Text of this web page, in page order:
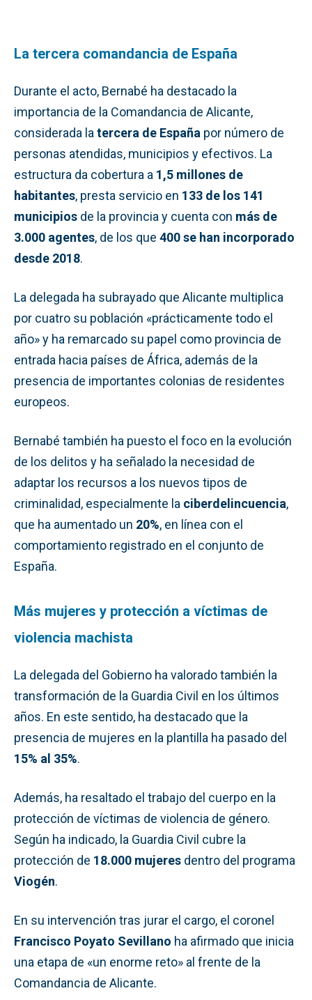
La tercera comandancia de España
Durante el acto, Bernabé ha destacado la
importancia de la Comandancia de Alicante,
considerada la tercera de España por número de
personas atendidas, municipios y efectivos. La
estructura da cobertura a 1,5 millones de
habitantes, presta servicio en 133 de los 141
municipios de la provincia y cuenta con más de
3.000 agentes, de los que 400 se han incorporado
desde 2018.
La delegada ha subrayado que Alicante multiplica
por cuatro su población «prácticamente todo el
año» y ha remarcado su papel como provincia de
entrada hacia países de África, además de la
presencia de importantes colonias de residentes
europeos.
Bernabé también ha puesto el foco en la evolución
de los delitos y ha señalado la necesidad de
adaptar los recursos a los nuevos tipos de
criminalidad, especialmente la ciberdelincuencia,
que ha aumentado un 20%, en línea con el
comportamiento registrado en el conjunto de
España.
Más mujeres y protección a víctimas de
violencia machista
La delegada del Gobierno ha valorado también la
transformación de la Guardia Civil en los últimos
años. En este sentido, ha destacado que la
presencia de mujeres en la plantilla ha pasado del
15% al 35%.
Además, ha resaltado el trabajo del cuerpo en la
protección de víctimas de violencia de género.
Según ha indicado, la Guardia Civil cubre la
protección de 18.000 mujeres dentro del programa
Viogén.
En su intervención tras jurar el cargo, el coronel
Francisco Poyato Sevillano ha afirmado que inicia
una etapa de «un enorme reto» al frente de la
Comandancia de Alicante.